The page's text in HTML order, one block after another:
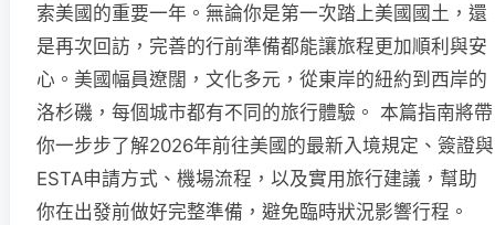
索美國的重要一年。無論你是第一次踏上美國國土，還
是再次回訪，完善的行前準備都能讓旅程更加順利與安
心。美國幅員遼闊，文化多元，從東岸的紐約到西岸的
洛杉磯，每個城市都有不同的旅行體驗。 本篇指南將帶
你一步步了解2026年前往美國的最新入境規定、簽證與
ESTA申請方式、機場流程，以及實用旅行建議，幫助
你在出發前做好完整準備，避免臨時狀況影響行程。